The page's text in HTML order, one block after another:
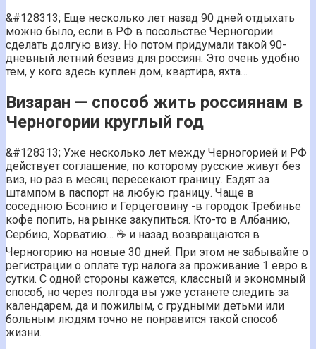
&#128313;️ Еще несколько лет назад 90 дней отдыхать
можно было, если в РФ в посольстве Черногории
сделать долгую визу. Но потом придумали такой 90-
дневный летний безвиз для россиян. Это очень удобно
тем, у кого здесь куплен дом, квартира, яхта…
Визаран — способ жить россиянам в
Черногории круглый год
&#128313;️ Уже несколько лет между Черногорией и РФ
действует соглашение, по которому русские живут без
виз, но раз в месяц пересекают границу. Ездят за
штампом в паспорт на любую границу. Чаще в
соседнюю Бсонию и Герцеговину -в городок Требинье
кофе попить, на рынке закупиться. Кто-то в Албанию,
Сербию, Хорватию… ☕ и назад возвращаются в
Черногорию на новые 30 дней. При этом не забывайте о
регистрации о оплате тур.налога за проживание 1 евро в
сутки. С одной стороны кажется, классный и экономный
способ, но через полгода вы уже устанете следить за
календарем, да и пожилым, с грудными детьми или
больным людям точно не понравится такой способ
жизни.